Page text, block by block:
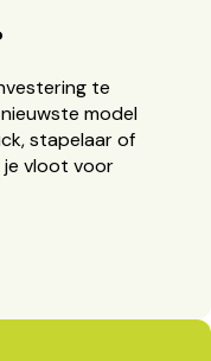
te
model
stapelaar of
vloot voor